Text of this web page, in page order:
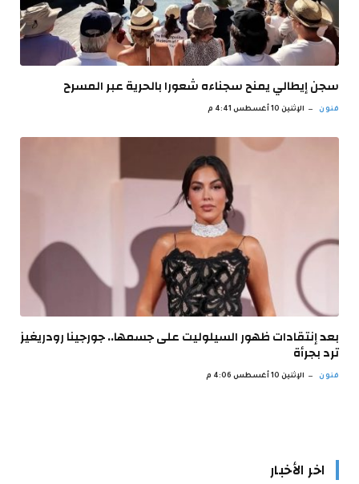
سجن إيطالي يمنح سجناءه شعورا بالحرية عبر المسرح
فنون الإثنين 10 أغسطس 4:41 م
بعد إنتقادات ظهور السيلوليت على جسمها.. جورجينا رودريغيز
ترد بجرأة
فنون الإثنين 10 أغسطس 4:06 م
اخر الأخبار